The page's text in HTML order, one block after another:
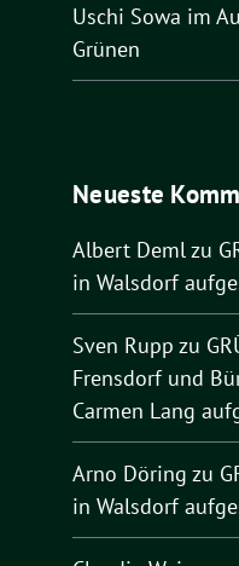
Uschi Sowa im
Grünen
Neueste
Albert Demlzu
in Walsdorf
Sven Rupp zu
Frensdorf und
Carmen Lang
Arno Döring zu
in Walsdorf